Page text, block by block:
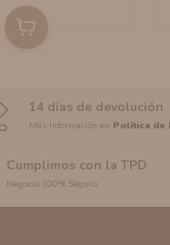
14 días de devolución
Más información en Política de
Cumplimos con la TPD
Negocio 100% Seguro